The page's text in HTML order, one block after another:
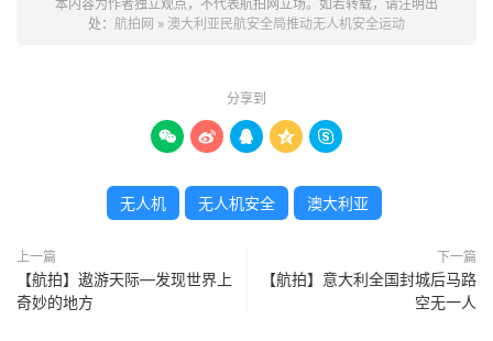
本内容为作者独立观点，不代表航拍网立场。如若转载，请注明出
处： 航拍网 » 澳大利亚民航安全局推动无人机安全运动
分享到
    
无人机 无人机安全 澳大利亚
上一篇
【航拍】遨游天际—发现世界上
奇妙的地方
下一篇
【航拍】意大利全国封城后马路
空无一人